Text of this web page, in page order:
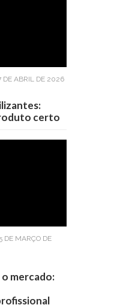
DE ABRIL DE 2026
certo
DE MARÇO DE
mercado: